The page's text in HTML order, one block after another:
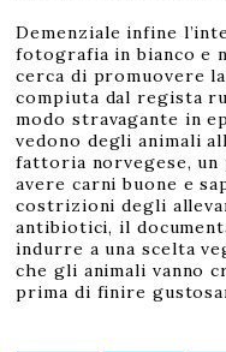
Demenziale infine
fotografia in bianco e
cerca di promuovere
compiuta dal regista
modo stravagante in
vedono degli animali
fattoria norvegese,
avere carni buone e
costrizioni degli
antibiotici, il
indurre a una scelta
che gli animali vanno
prima di finire